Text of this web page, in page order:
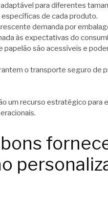
adaptável para diferentes
de cada produto.
demanda por
às expectativas do
papelão são acessíveis e
o transporte seguro de
um recurso estratégico para